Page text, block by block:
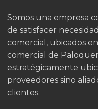
Somos una empresa
de satisfacer
comercial, ubicados
comercial de
estratégicamente
proveedores sino
clientes.